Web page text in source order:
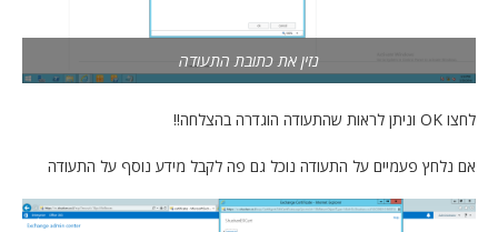
נזין את כתובת התעודה
לחצו OK וניתן לראות שהתעודה הוגדרה בהצלחה!!
אם נלחץ פעמיים על התעודה נוכל גם פה לקבל מידע נוסף על התעודה